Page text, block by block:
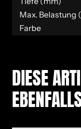
Max. Belastung
Farbe
DIESE